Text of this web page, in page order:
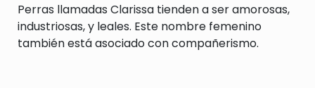
Perras llamadas Clarissa tienden a ser amorosas,
industriosas, y leales. Este nombre femenino
también está asociado con compañerismo.